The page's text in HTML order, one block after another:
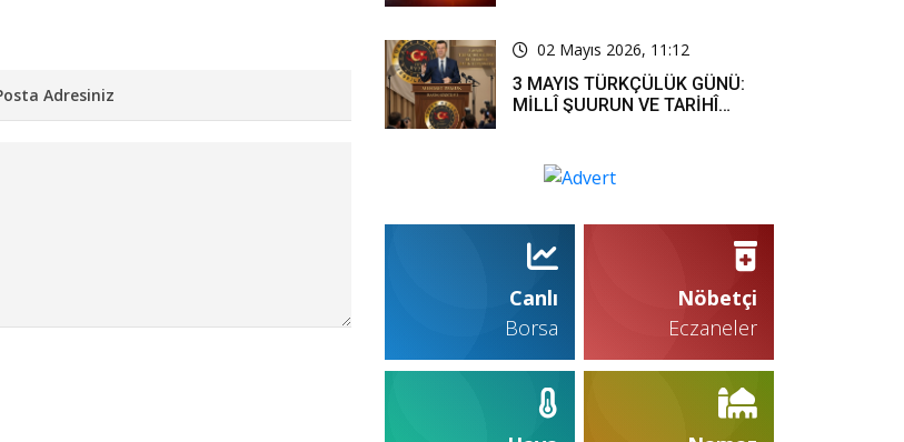
02 Mayıs 2026, 11:12
3 MAYIS TÜRKÇÜLÜK GÜNÜ:
MİLLÎ ŞUURUN VE TARİHÎ
Canlı
Borsa
Nöbetçi
Eczaneler